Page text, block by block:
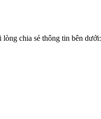
chia sẻ thông tin bên dưới: